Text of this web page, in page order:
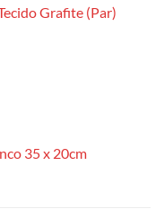
Grafite (Par)
35 x 20cm